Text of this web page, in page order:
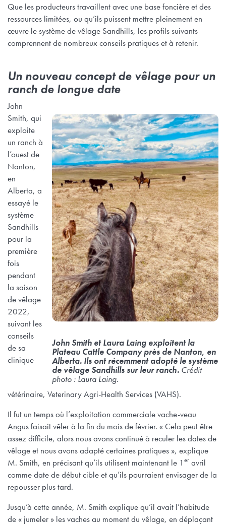
Que les producteurs travaillent avec une base foncière et des
ressources limitées, ou qu’ils puissent mettre pleinement en
œuvre le système de vêlage Sandhills, les profils suivants
comprennent de nombreux conseils pratiques et à retenir.
Un nouveau concept de vêlage pour un
ranch de longue date
John Smith et Laura Laing exploitent la
Plateau Cattle Company près de Nanton, en
Alberta. Ils ont récemment adopté le système
de vêlage Sandhills sur leur ranch. Crédit
photo : Laura Laing.
John
Smith, qui
exploite
un ranch à
l’ouest de
Nanton,
en
Alberta, a
essayé le
système
Sandhills
pour la
première
fois
pendant
la saison
de vêlage
2022,
suivant les
conseils
de sa
clinique
vétérinaire, Veterinary Agri-Health Services (VAHS).
Il fut un temps où l’exploitation commerciale vache-veau
Angus faisait vêler à la fin du mois de février. « Cela peut être
assez difficile, alors nous avons continué à reculer les dates de
vêlage et nous avons adapté certaines pratiques », explique
M. Smith, en précisant qu’ils utilisent maintenant le 1 er avril
comme date de début cible et qu’ils pourraient envisager de la
repousser plus tard.
Jusqu’à cette année, M. Smith explique qu’il avait l’habitude
de « jumeler » les vaches au moment du vêlage, en déplaçant